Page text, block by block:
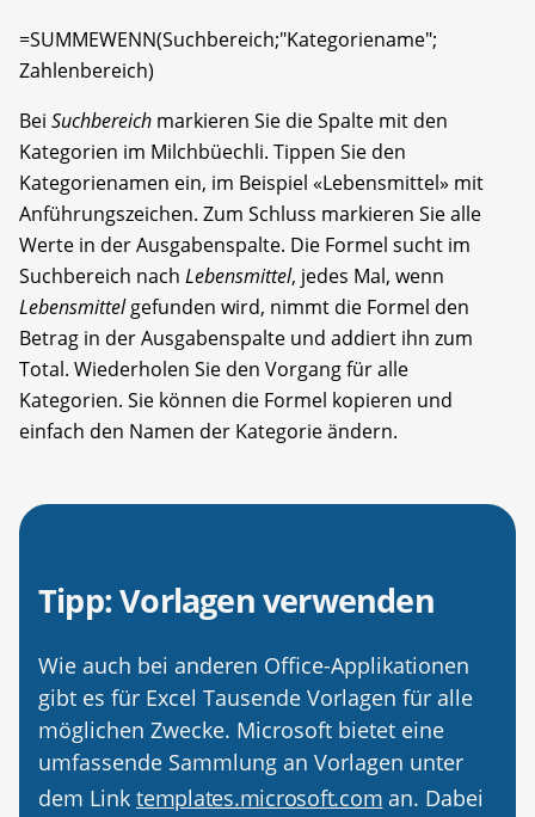
=SUMMEWENN(Suchbereich;​"Kategoriename";​
Zahlenbereich)
Bei Suchbereich markieren Sie die Spalte mit den
Kategorien im Milchbüechli. Tippen Sie den
Kategorienamen ein, im Beispiel «Lebensmittel» mit
Anführungszeichen. Zum Schluss markieren Sie alle
Werte in der Ausgabenspalte. Die Formel sucht im
Suchbereich nach Lebensmittel, jedes Mal, wenn
Lebensmittelgefunden wird, nimmt die Formel den
Betrag in der Ausgabenspalte und addiert ihn zum
Total. Wiederholen Sie den Vorgang für alle
Kategorien. Sie können die Formel kopieren und
einfach den Namen der Kategorie ändern.
Tipp: Vorlagen verwenden
Wie auch bei anderen Office-Applikationen
gibt es für Excel Tausende Vorlagen für alle
möglichen Zwecke. Microsoft bietet eine
umfassende Sammlung an Vorlagen unter
dem Link templates.microsoft.com an. Dabei